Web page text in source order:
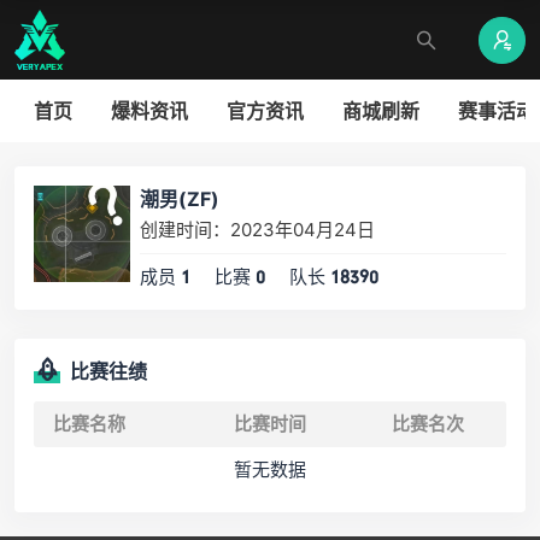
首页 爆料资讯 官方资讯 商城刷新 赛事活动
潮男(ZF)
创建时间：2023年04月24日
成员 1 比赛 0 队长 18390
比赛往绩
比赛名称 比赛时间
比赛名次
暂无数据